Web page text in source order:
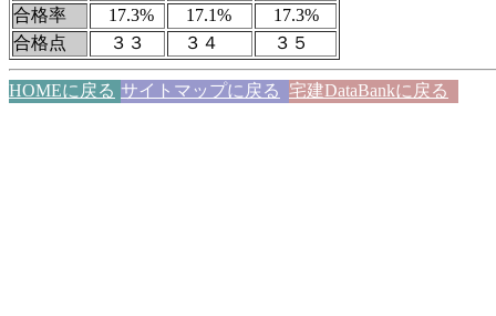
合格率 17.3% 17.1%
17.3%
合格点
３３ ３４ ３５
HOMEに戻る サイトマップに戻る 宅建DataBankに戻る